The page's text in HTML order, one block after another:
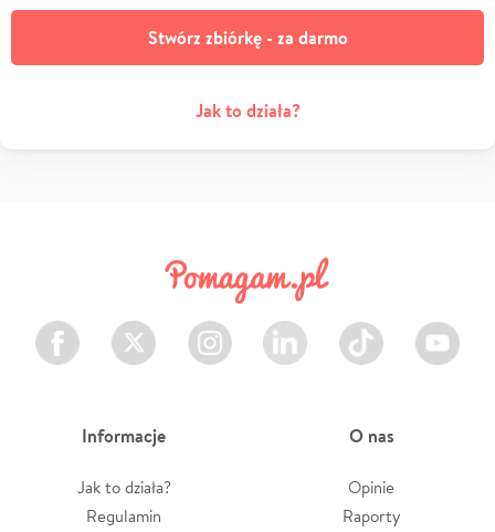
Stwórz zbiórkę - za darmo
Jak to działa?
Facebook Twitter Instagram LinkedIn TikTok Youtube
Informacje
Jak to działa?
Regulamin
O nas
Opinie
Raporty